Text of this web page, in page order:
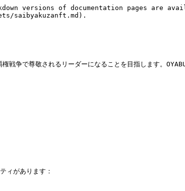
versions of documentation pages are
saibyakuzanft.md).
争で尊敬されるリーダーになることを目指します。
ィがあります：